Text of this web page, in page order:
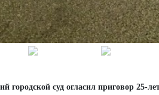
городской суд огласил приговор 25-